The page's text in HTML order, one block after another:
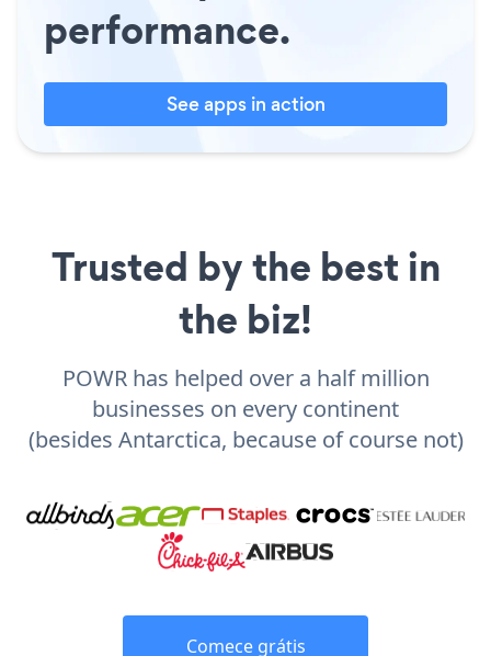
performance.
See apps in action
Trusted by the best in
the biz!
POWR has helped over a half million
businesses on every continent
(besides Antarctica, because of course not)
Comece grátis